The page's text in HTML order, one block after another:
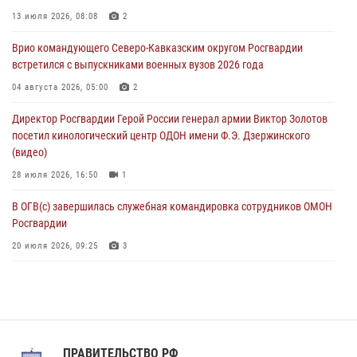
В Саранске росгвардейцы приняли участие в 25‑летии канонизации
07 августа 2026, 06:15 7
Росгвардейцы оказали адресную помощь жителям Луганской
07 августа 2026, 05:00
13 июля 2026, 08:08 2
Врио командующего Северо-Кавказским округом Росгвардии
встретился с выпускниками военных вузов 2026 года
04 августа 2026, 05:00 2
Директор Росгвардии Герой России генерал армии Виктор Золотов
посетил кинологический центр ОДОН имени Ф.Э. Дзержинского
(видео)
28 июля 2026, 16:50 1
В ОГВ(с) завершилась служебная командировка сотрудников ОМОН
Росгвардии
20 июля 2026, 09:25 3
ПРАВИТЕЛЬСТВО РФ